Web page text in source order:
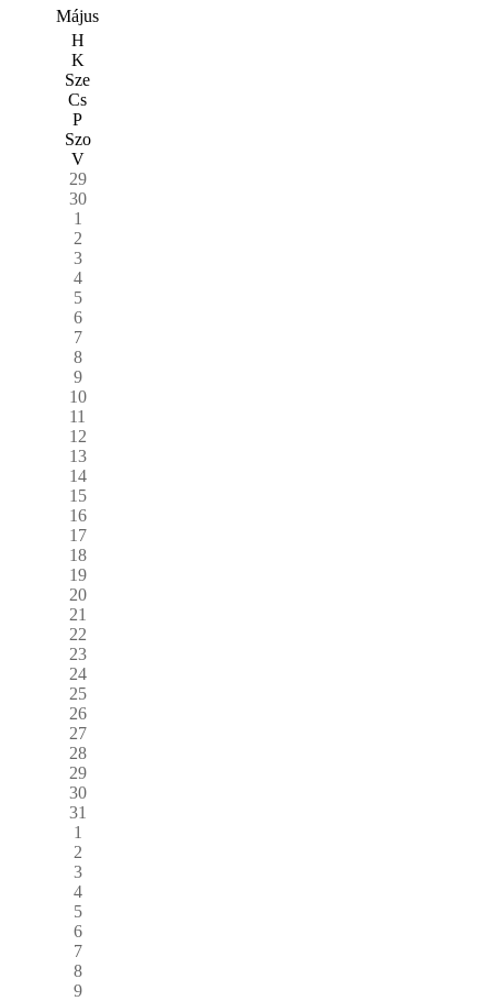
Május
H
K
Sze
Cs
P
Szo
V
29
30
1
2
3
4
5
6
7
8
9
10
11
12
13
14
15
16
17
18
19
20
21
22
23
24
25
26
27
28
29
30
31
1
2
3
4
5
6
7
8
9